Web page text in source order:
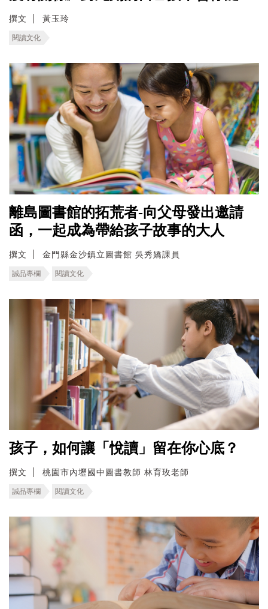
撰文 黃玉玲
閱讀文化
離島圖書館的拓荒者-向父母發出邀請
函，一起成為帶給孩子故事的大人
撰文 金門縣金沙鎮立圖書館 吳秀嬌課員
誠品專欄 閱讀文化
孩子，如何讓「悅讀」留在你心底？
撰文 桃園市內壢國中圖書教師 林育玫老師
誠品專欄 閱讀文化